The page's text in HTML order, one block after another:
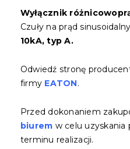
Wyłącznik
Czuły na prąd
10kA, typ A.
Odwiedź stronę
firmy EATON.
Przed dokonaniem
biurem w celu uzyskania
terminu realizacji.